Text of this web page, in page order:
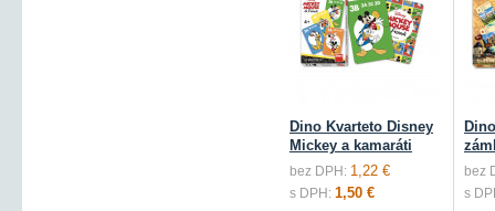
Dino Kvarteto Disney
Mickey a kamaráti
bez DPH: 1,22 €
s DPH: 1,50 €
bez
s